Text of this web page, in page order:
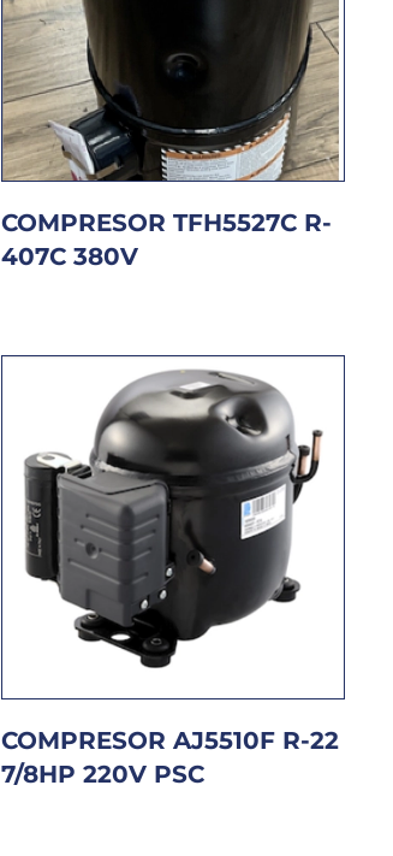
COMPRESOR TFH5527C R-
407C 380V
COMPRESOR AJ5510F R-22
7/8HP 220V PSC